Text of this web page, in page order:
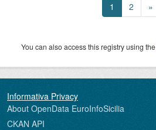
1 2 »
You can also access this registry using the
About OpenData EuroInfoSicilia
CKAN API